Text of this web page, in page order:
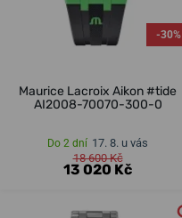
-30%
Maurice Lacroix Aikon #tide
AI2008-70070-300-0
Do 2 dní 17. 8. u vás
18 600 Kč
13 020 Kč